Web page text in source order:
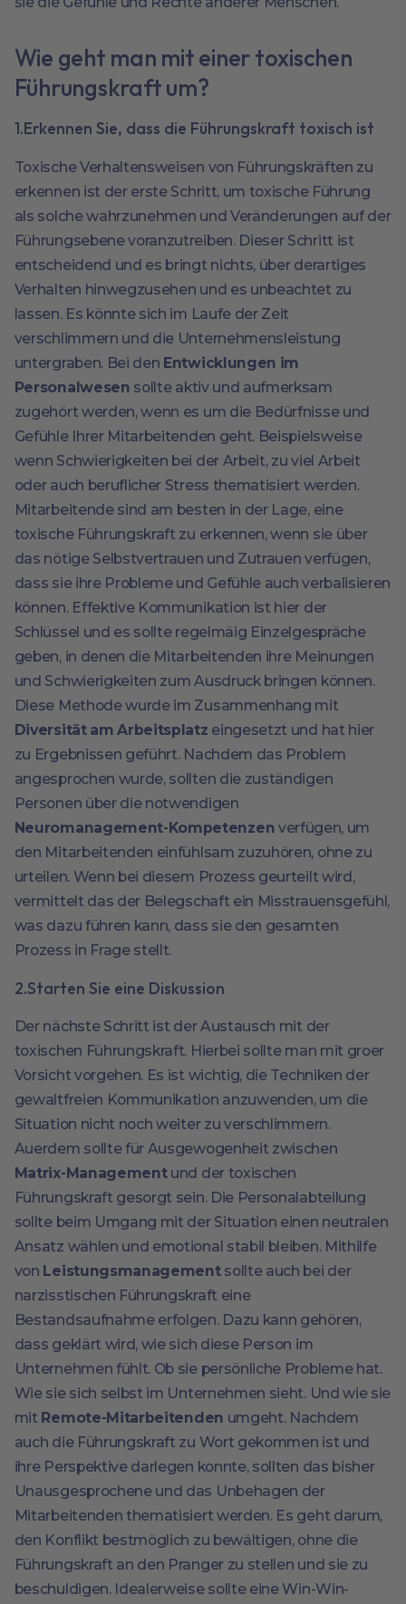
Wie geht man mit einer toxischen
Führungskraft um?
1.Erkennen Sie, dass die Führungskraft toxisch ist
Toxische Verhaltensweisen von Führungskräften zu
erkennen ist der erste Schritt, um toxische Führung
als solche wahrzunehmen und Veränderungen auf der
Führungsebene voranzutreiben. Dieser Schritt ist
entscheidend und es bringt nichts, über derartiges
Verhalten hinwegzusehen und es unbeachtet zu
lassen. Es könnte sich im Laufe der Zeit
verschlimmern und die Unternehmensleistung
untergraben. Bei den Entwicklungen im
Personalwesen sollte aktiv und aufmerksam
zugehört werden, wenn es um die Bedürfnisse und
Gefühle Ihrer Mitarbeitenden geht. Beispielsweise
wenn Schwierigkeiten bei der Arbeit, zu viel Arbeit
oder auch beruflicher Stress thematisiert werden.
Mitarbeitende sind am besten in der Lage, eine
toxische Führungskraft zu erkennen, wenn sie über
das nötige Selbstvertrauen und Zutrauen verfügen,
dass sie ihre Probleme und Gefühle auch verbalisieren
können. Effektive Kommunikation ist hier der
Schlüssel und es sollte regelmäig Einzelgespräche
geben, in denen die Mitarbeitenden ihre Meinungen
und Schwierigkeiten zum Ausdruck bringen können.
Diese Methode wurde im Zusammenhang mit
Diversität am Arbeitsplatz eingesetzt und hat hier
zu Ergebnissen geführt. Nachdem das Problem
angesprochen wurde, sollten die zuständigen
Personen über die notwendigen
Neuromanagement-Kompetenzen verfügen, um
den Mitarbeitenden einfühlsam zuzuhören, ohne zu
urteilen. Wenn bei diesem Prozess geurteilt wird,
vermittelt das der Belegschaft ein Misstrauensgefühl,
was dazu führen kann, dass sie den gesamten
Prozess in Frage stellt.
2.Starten Sie eine Diskussion
Der nächste Schritt ist der Austausch mit der
toxischen Führungskraft. Hierbei sollte man mit groer
Vorsicht vorgehen. Es ist wichtig, die Techniken der
gewaltfreien Kommunikation anzuwenden, um die
Situation nicht noch weiter zu verschlimmern.
Auerdem sollte für Ausgewogenheit zwischen
Matrix-Managementund der toxischen
Führungskraft gesorgt sein. Die Personalabteilung
sollte beim Umgang mit der Situation einen neutralen
Ansatz wählen und emotional stabil bleiben. Mithilfe
von Leistungsmanagementsollte auch bei der
narzisstischen Führungskraft eine
Bestandsaufnahme erfolgen. Dazu kann gehören,
dass geklärt wird, wie sich diese Person im
Unternehmen fühlt. Ob sie persönliche Probleme hat.
Wie sie sich selbst im Unternehmen sieht. Und wie sie
mit Remote-Mitarbeitenden umgeht. Nachdem
auch die Führungskraft zu Wort gekommen ist und
ihre Perspektive darlegen konnte, sollten das bisher
Unausgesprochene und das Unbehagen der
Mitarbeitenden thematisiert werden. Es geht darum,
den Konflikt bestmöglich zu bewältigen, ohne die
Führungskraft an den Pranger zu stellen und sie zu
beschuldigen. Idealerweise sollte eine Win-Win-